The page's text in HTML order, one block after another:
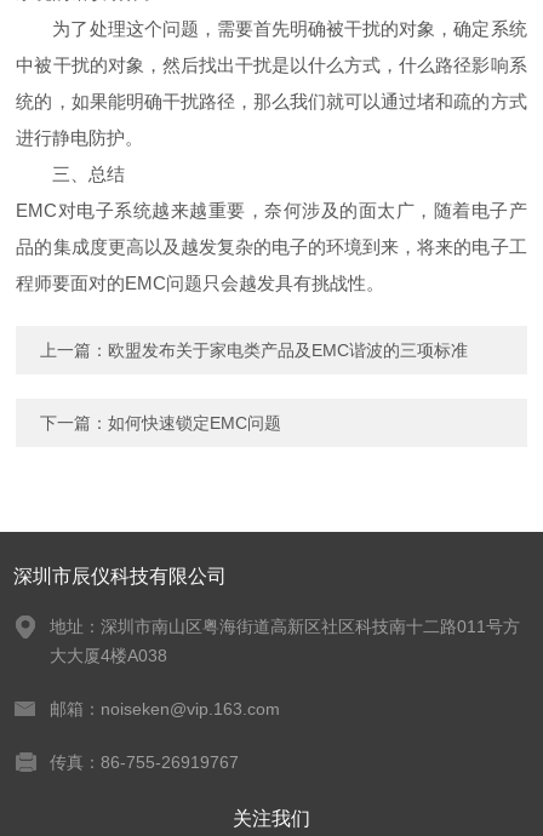
为了处理这个问题，需要首先明确被干扰的对象，确定系统
中被干扰的对象，然后找出干扰是以什么方式，什么路径影响系
统的，如果能明确干扰路径，那么我们就可以通过堵和疏的方式
进行静电防护。
三、总结
EMC对电子系统越来越重要，奈何涉及的面太广，随着电子产
品的集成度更高以及越发复杂的电子的环境到来，将来的电子工
程师要面对的EMC问题只会越发具有挑战性。
上一篇： 欧盟发布关于家电类产品及EMC谐波的三项标准
下一篇：如何快速锁定EMC问题
深圳市辰仪科技有限公司
地址：深圳市南山区粤海街道高新区社区科技南十二路011号方
大大厦4楼A038
邮箱：noiseken@vip.163.com
传真：86-755-26919767
关注我们